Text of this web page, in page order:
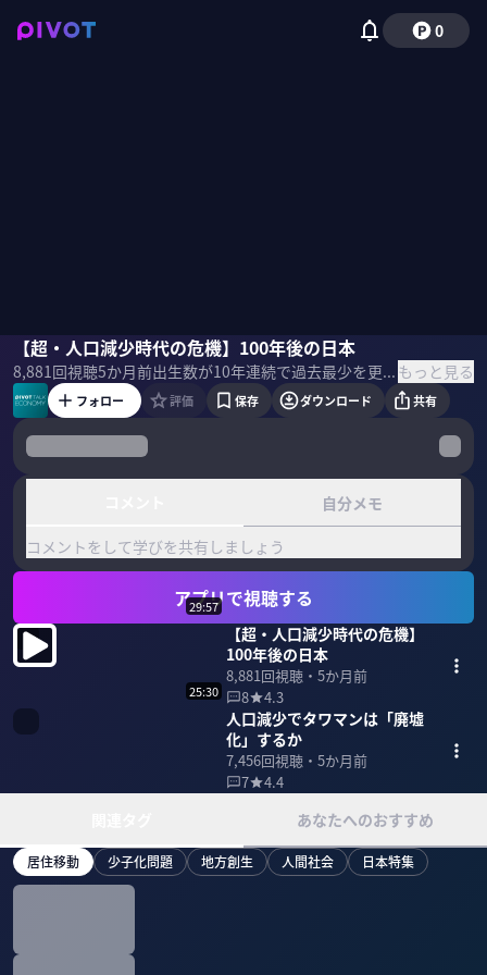
0
【超・人口減少時代の危機】100年後の日本
8,881回視聴5か月前 出生数が10年連続で過去最少を更新し、人口減少に歯止めがかからない日本。2200年には出生数がほぼゼロになり、国として「消滅直近」になると試算されている。迫り来る「超人口減少」時代について、経済学者の森知也氏に聞いた。 ＜ゲスト＞ 森知也｜経済学者 ペンシルバニア大学大学院 地域科学研究科博士課程修了。1996年京都大学経済研究所准教授、1999年カトリック・ルーベン大学CORE客員教授を歴任。その後、2009年より京都大学経済研究所教授。専門は都市経済学・空間経済学。都市を始めとする経済集積の形成について、そのメカニズムを説明する理論および実証研究を行っている。 ＜目次＞ もっと見る
森知也 磯貝初奈
フォロー 評価 保存 ダウンロード 共有
自分メモ
コメントをして学びを共有しましょう
アプリで視聴する
29:57
【超・人口減少時代の危機】
100年後の日本
8,881回視聴・ 5か月前
8
4.3
25:30
人口減少でタワマンは「廃墟
化」するか
7,456回視聴・ 5か月前
7
4.4
あなたへのおすすめ
居住移動 少子化問題 地方創生 人間社会 日本特集